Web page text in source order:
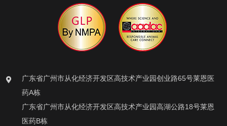
广东省广州市从化经济开发区高技术产业园创业路65号莱恩医
药A栋
广东省广州市从化经济开发区高技术产业园高湖公路18号莱恩
医药B栋